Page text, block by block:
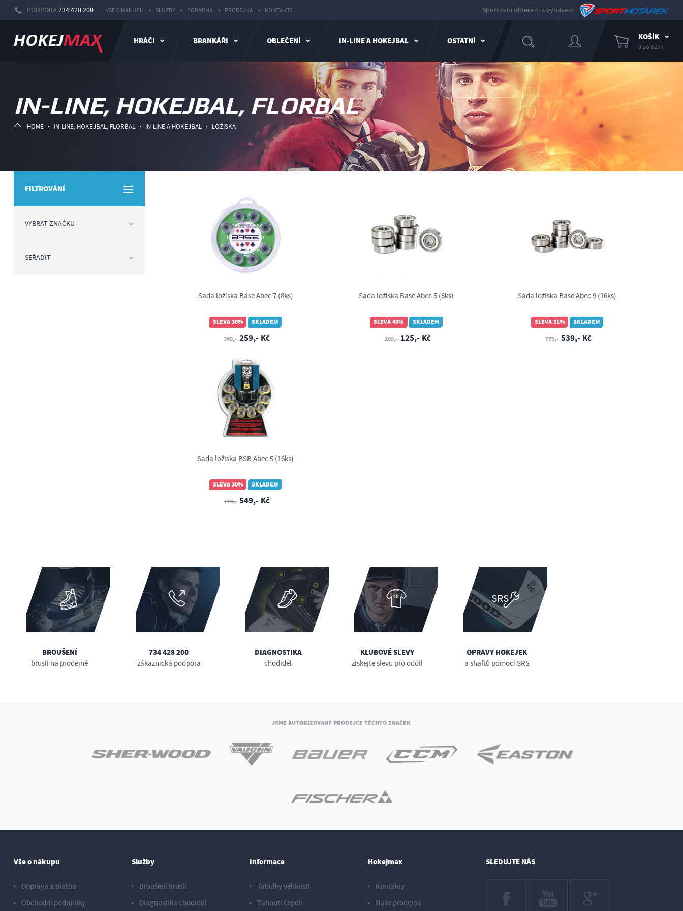
PODPORA734 428 200 Sportovní oblečení a vybavení
HRÁČI BRANKÁŘI OBLEČENÍ IN-LINE A HOKEJBAL OSTATNÍ
VŠE O NÁKUPU SLUŽBY PORADNA PRODEJNA KONTAKTY
KOŠÍK
0 položek
IN-LINE, HOKEJBAL, FLORBAL
HOME IN-LINE, HOKEJBAL, FLORBAL IN-LINE A HOKEJBAL LOŽISKA
FILTROVÁNÍ
VYBRAT ZNAČKU
SEŘADIT
Sada ložiska Base Abec 7 (8ks)
SLEVA 30%
SKLADEM
369,- 259,- Kč
Sada ložiska Base Abec 5 (8ks)
SLEVA 40%
SKLADEM
209,- 125,- Kč
Sada ložiska Base Abec 9 (16ks)
SLEVA 31%
SKLADEM
779,- 539,- Kč
Sada ložiska BSB Abec 5 (16ks)
SLEVA 30%
SKLADEM
779,- 549,- Kč
BROUŠENÍ
bruslí na prodejně
734 428 200
zákaznická podpora
DIAGNOSTIKA
chodidel
KLUBOVÉ SLEVY
získejte slevu pro oddíl
OPRAVY HOKEJEK
a shaftů pomocí SRS
JSME AUTORIZOVANÝ PRODEJCE TĚCHTO ZNAČEK
Vše o nákupu
Doprava a platba
Obchodní podmínky
Služby
Broušení bruslí
Diagnostika chodidel
Informace
Tabulky velikostí
Zahnutí čepelí
Hokejmax
Kontakty
Naše prodejna
SLEDUJTE NÁS